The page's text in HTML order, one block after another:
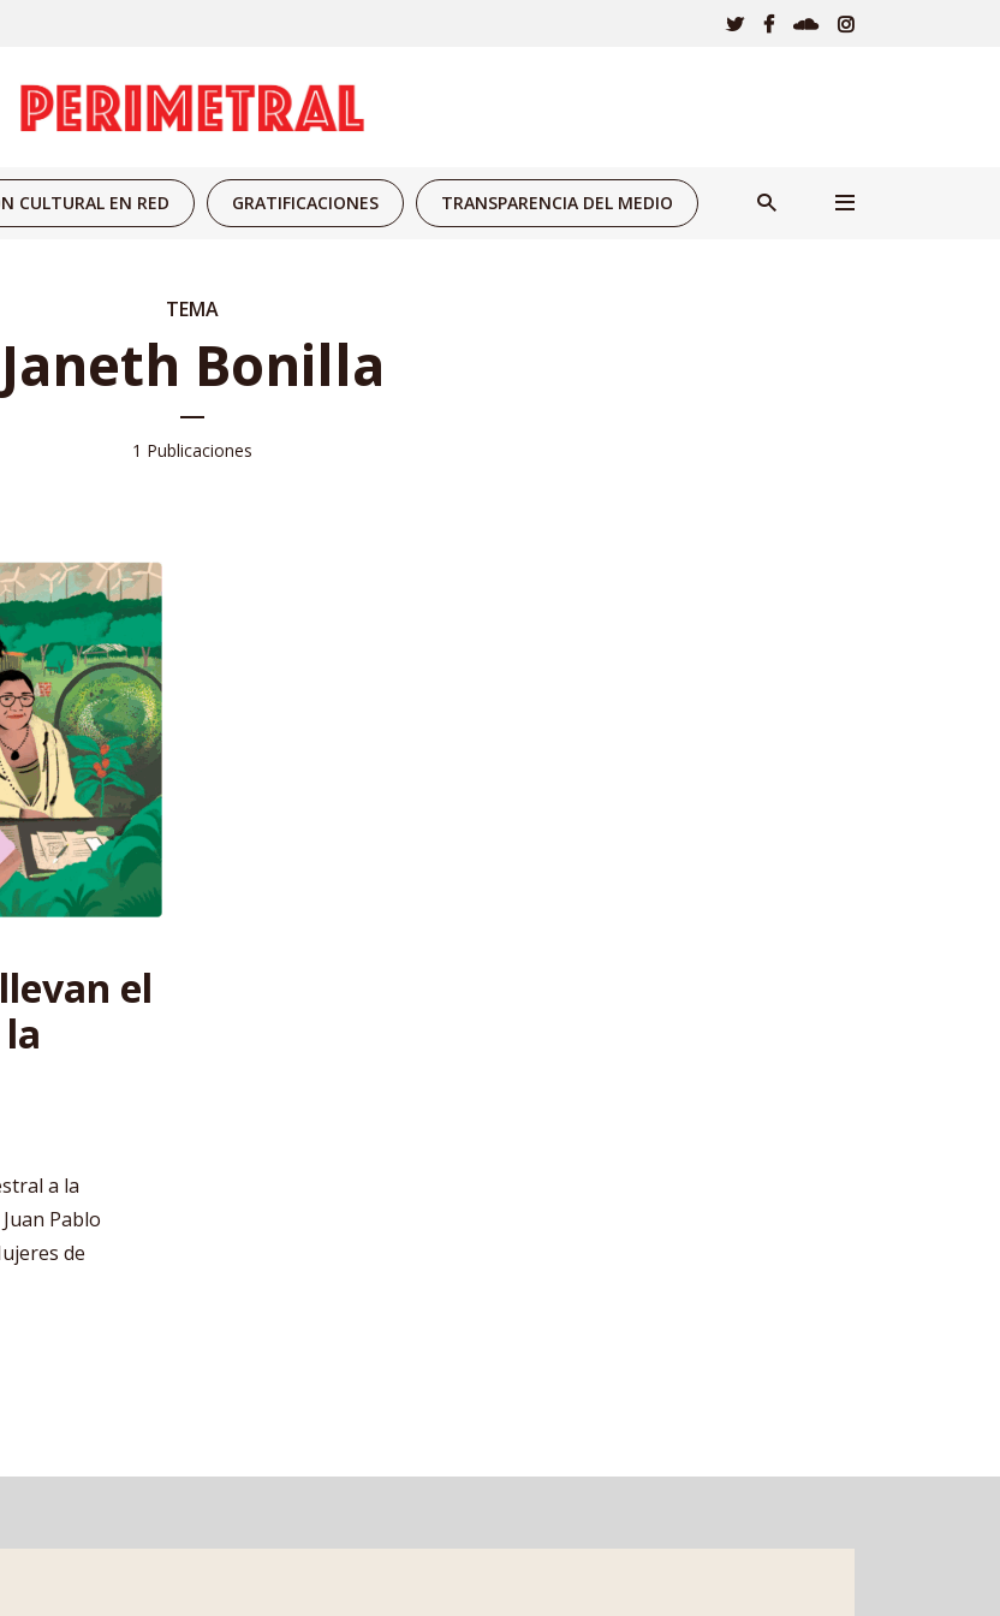
CULTURAL EN RED GRATIFICACIONES TRANSPARENCIA DEL MEDIO
TEMA
Janeth Bonilla
1 Publicaciones
el
a la
Pablo
de